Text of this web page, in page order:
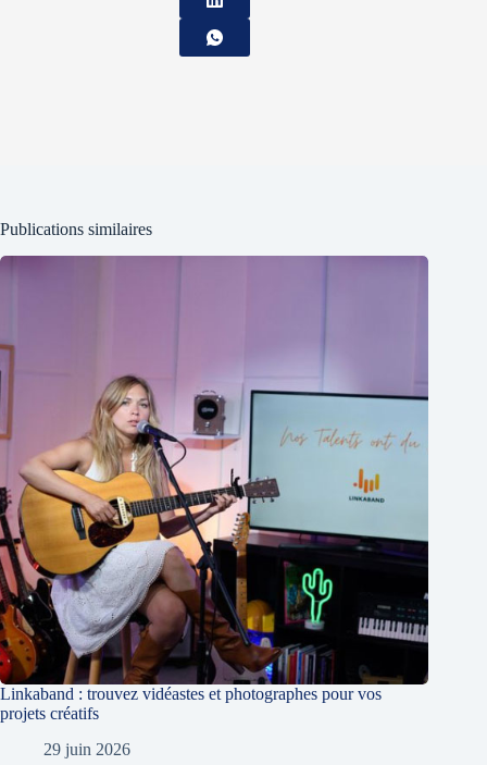
Publications similaires
Linkaband : trouvez vidéastes et photographes pour vos
projets créatifs
29 juin 2026